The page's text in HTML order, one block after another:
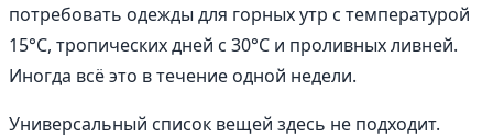
потребовать одежды для горных утр с температурой
15°C, тропических дней с 30°C и проливных ливней.
Иногда всё это в течение одной недели.
Универсальный список вещей здесь не подходит.